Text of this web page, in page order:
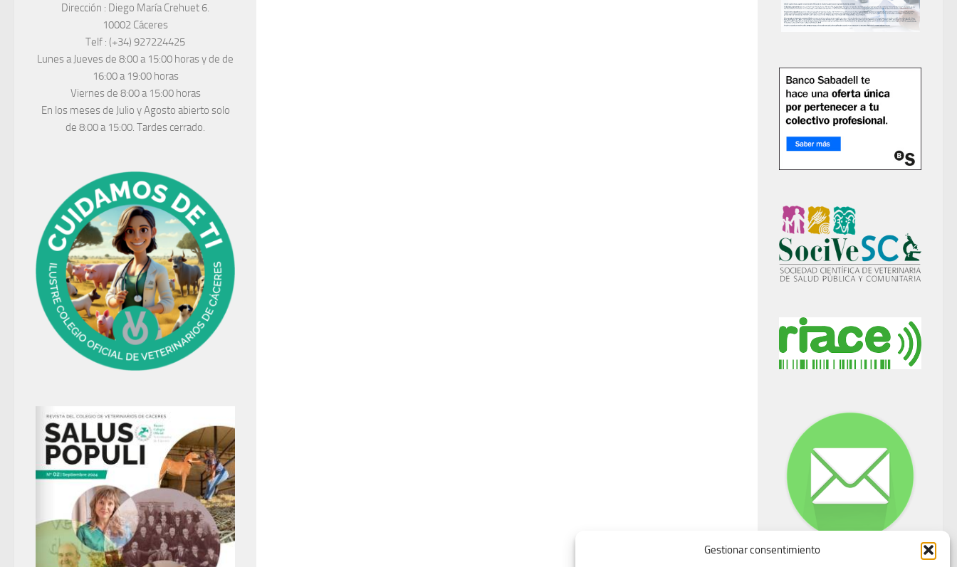
Gestionar consentimiento
Dirección : Diego María Crehuet 6.
10002 Cáceres
Telf : (+34) 927224425
Lunes a Jueves de 8:00 a 15:00 horas y de de
16:00 a 19:00 horas
Viernes de 8:00 a 15:00 horas
En los meses de Julio y Agosto abierto solo
de 8:00 a 15:00. Tardes cerrado.
Buzón de dudas, quejas y sugerencias